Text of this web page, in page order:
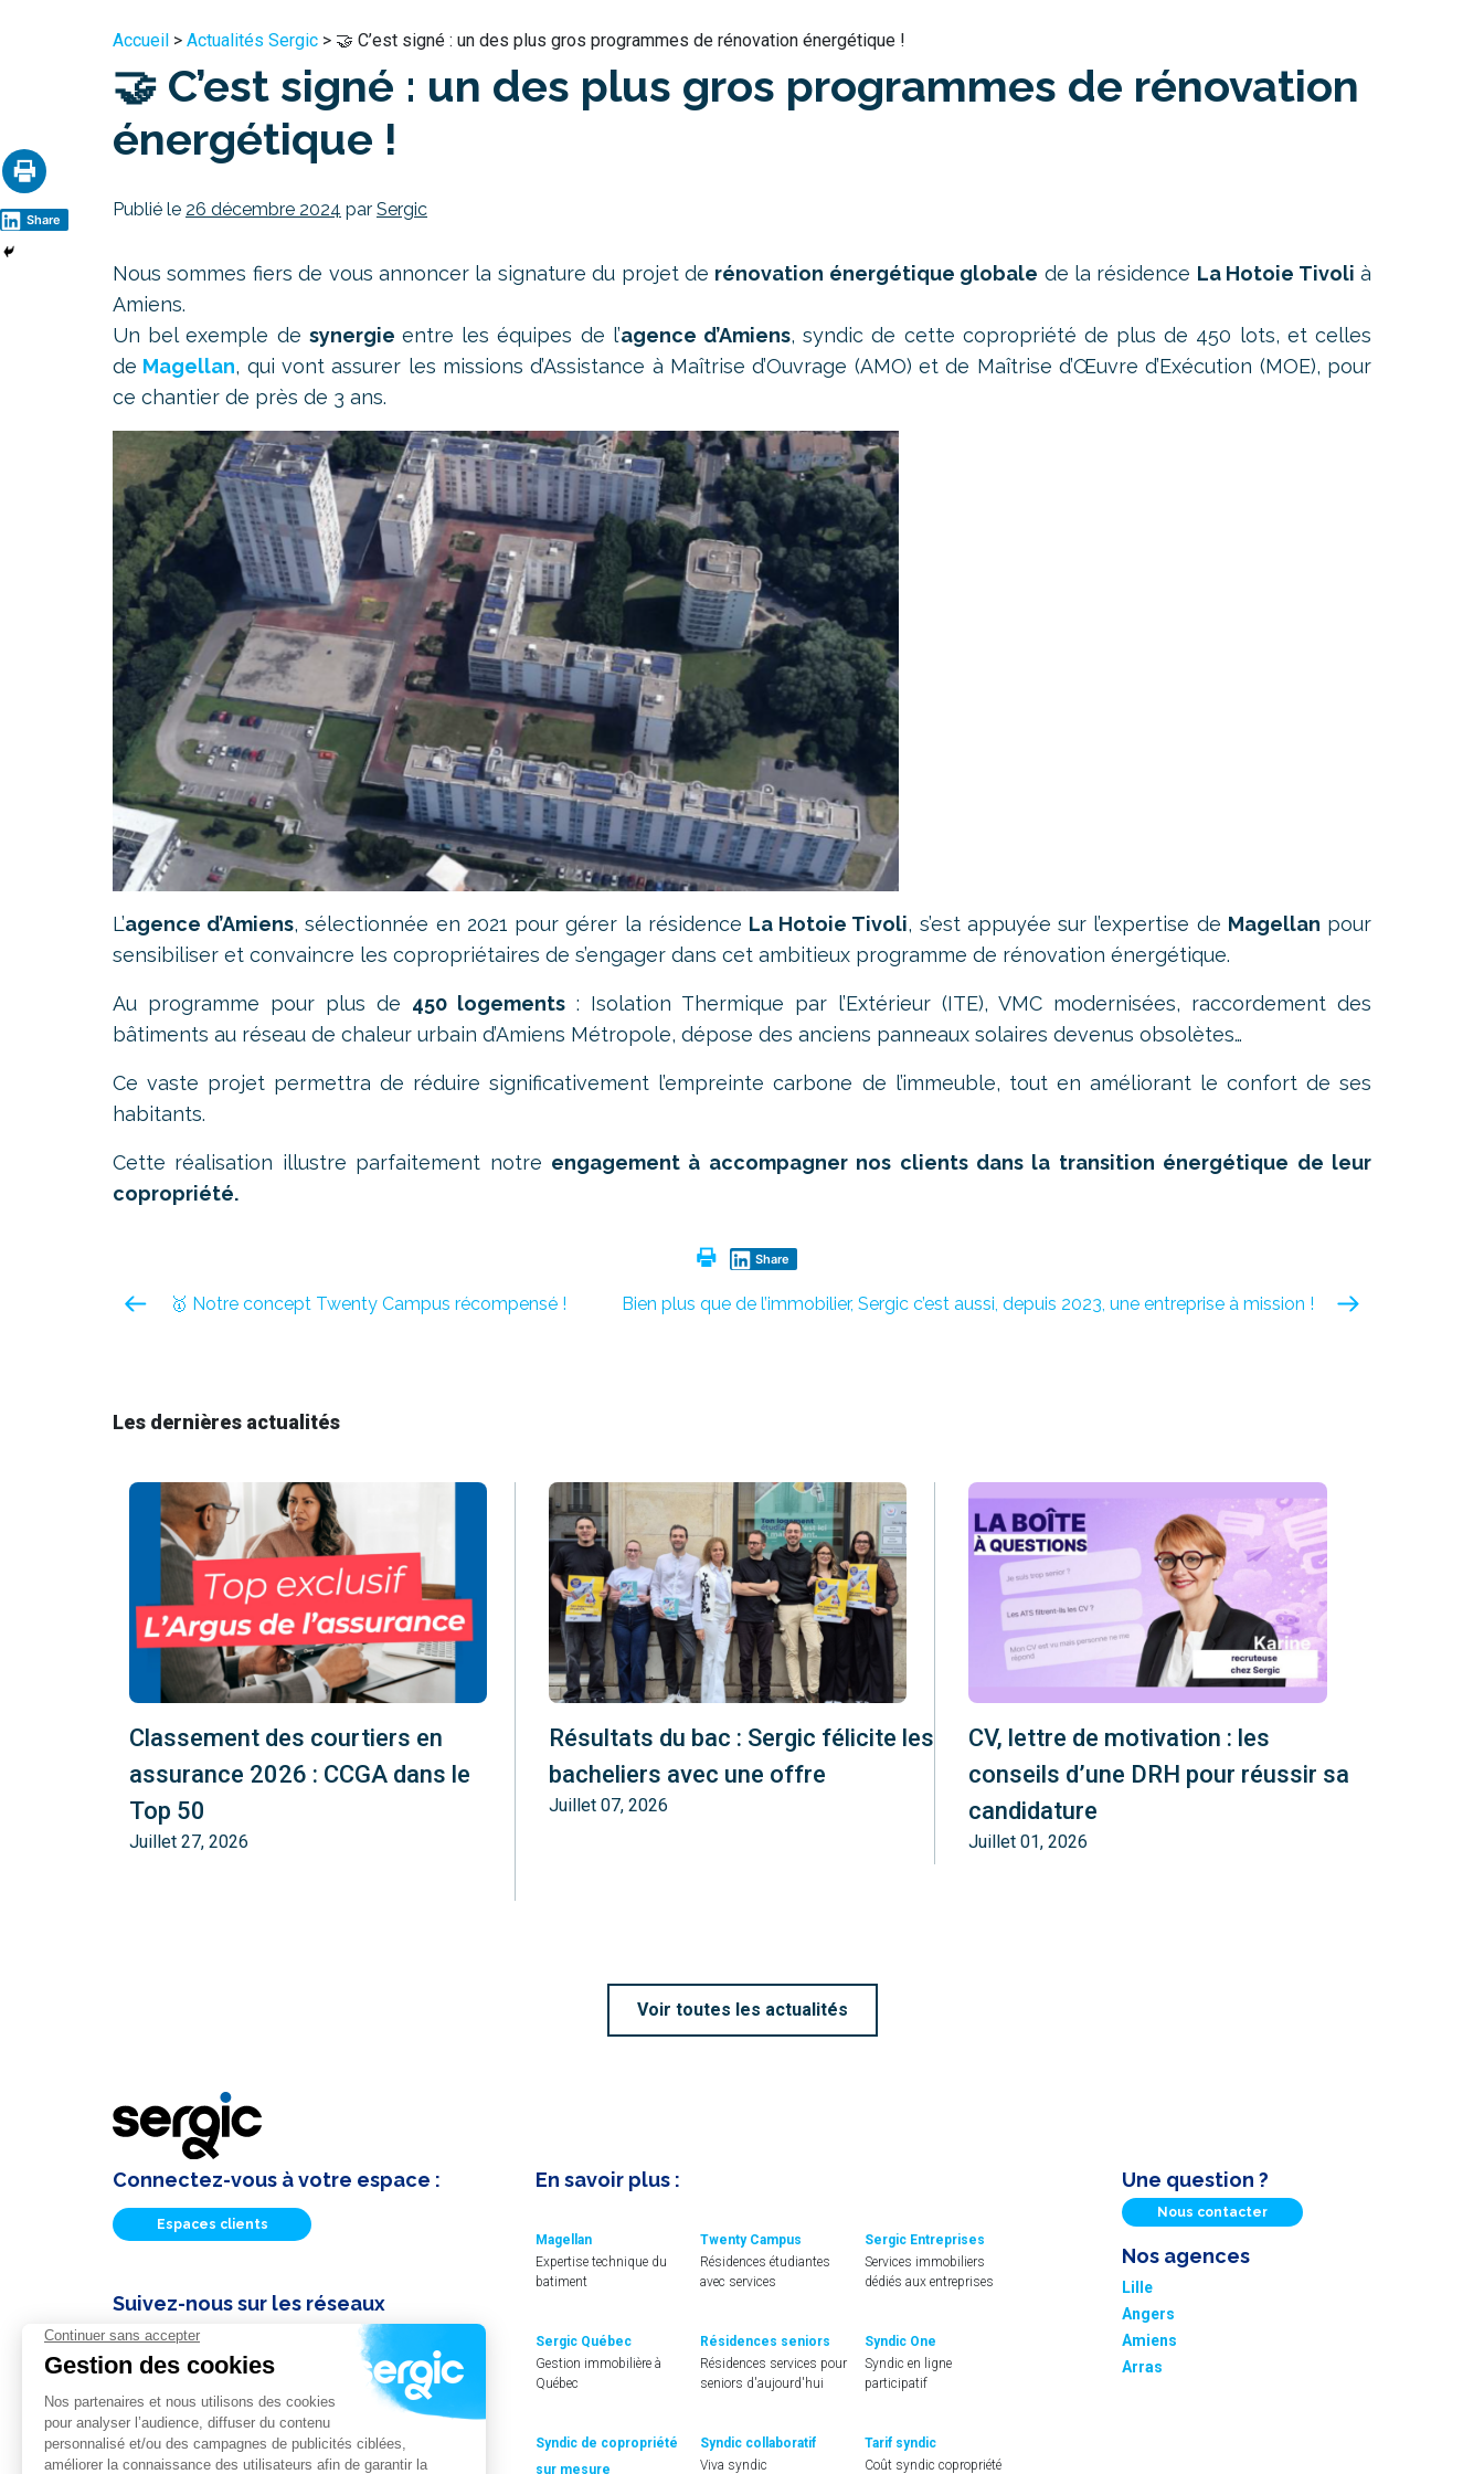
Accueil > Actualités Sergic > 🤝 C’est signé : un des plus gros programmes de rénovation énergétique !
🤝 C’est signé : un des plus gros programmes de rénovation
énergétique !
Publié le 26 décembre 2024 par Sergic
Nous sommes fiers de vous annoncer la signature du projet de rénovation énergétique globale de la résidence La Hotoie Tivoli à
Amiens.
Un bel exemple de synergie entre les équipes de l’agence d’Amiens, syndic de cette copropriété de plus de 450 lots, et celles
de Magellan, qui vont assurer les missions d’Assistance à Maîtrise d’Ouvrage (AMO)et de Maîtrise d’Œuvre d’Exécution (MOE), pour
ce chantier de près de 3 ans.
L’agence d’Amiens, sélectionnée en 2021 pour gérer la résidence La Hotoie Tivoli, s’est appuyée sur l’expertise de Magellan pour
sensibiliser et convaincre les copropriétaires de s’engager dans cet ambitieux programme de rénovation énergétique.
Au programme pour plus de 450 logements : Isolation Thermique par l’Extérieur (ITE), VMC modernisées, raccordement des
bâtiments au réseau de chaleur urbain d’Amiens Métropole, dépose des anciens panneaux solaires devenus obsolètes…
Ce vaste projet permettra de réduire significativement l’empreinte carbone de l’immeuble, tout en améliorant le confort de ses
habitants.
Cette réalisation illustre parfaitement notre engagement à accompagner nos clients dans la transition énergétique de leur
copropriété.
Share
Share
🥇 Notre concept Twenty Campus récompensé ! Bien plus que de l’immobilier, Sergic c’est aussi, depuis 2023, une entreprise à mission !
Les dernières actualités
Classement des courtiers en
assurance 2026 : CCGA dans le
Top 50
Juillet 27, 2026
Résultats du bac : Sergic félicite les
bacheliers avec une offre
Juillet 07, 2026
CV, lettre de motivation : les
conseils d’une DRH pour réussir sa
candidature
Juillet 01, 2026
Voir toutes les actualités
Connectez-vous à votre espace :
Espaces clients
Suivez-nous sur les réseaux
Actualités
En savoir plus :
Magellan
Expertise technique du
batiment
Twenty Campus
Résidences étudiantes
avec services
Sergic Entreprises
Services immobiliers
dédiés aux entreprises
Sergic Québec
Gestion immobilière à
Québec
Résidences seniors
Résidences services pour
seniors d'aujourd'hui
Syndic One
Syndic en ligne
participatif
Syndic de copropriété
sur mesure
Syndic collaboratif
Viva syndic
Tarif syndic
Coût syndic copropriété
Une question ?
Nous contacter
Nos agences
Lille
Angers
Amiens
Arras